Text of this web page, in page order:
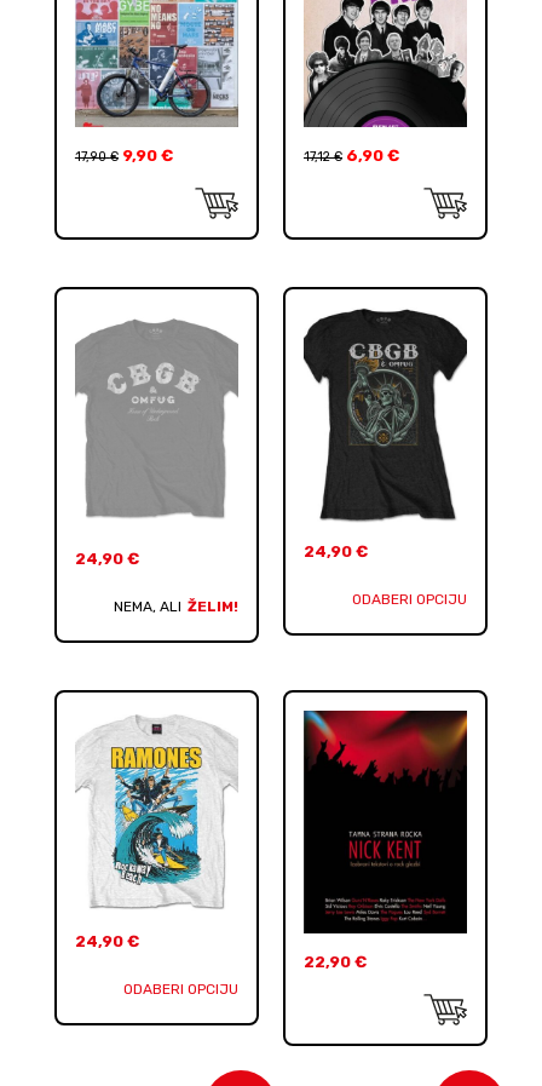
17,90€ 9,90 € 17,12€ 6,90 €
24,90 €
NEMA, ALI ŽELIM!
24,90 €
ODABERI OPCIJU
24,90 €
ODABERI OPCIJU
22,90 €